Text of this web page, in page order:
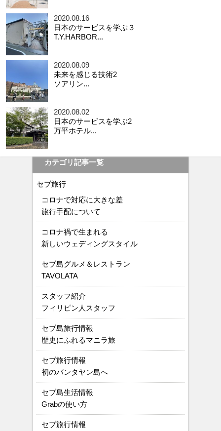
2020.08.16
日本のサービスを学ぶ３
T.Y.HARBOR...
2020.08.09
未来を感じる技術2
ソアリン...
2020.08.02
日本のサービスを学ぶ2
万平ホテル...
カテゴリ記事一覧
セブ旅行
コロナで対応に大きな差
旅行手配について
コロナ禍で生まれる
新しいウェディングスタイル
セブ島グルメ＆レストラン
TAVOLATA
スタッフ紹介
フィリピン人スタッフ
セブ島旅行情報
歴史にふれるマニラ旅
セブ旅行情報
初のバンタヤン島へ
セブ島生活情報
Grabの使い方
セブ旅行情報